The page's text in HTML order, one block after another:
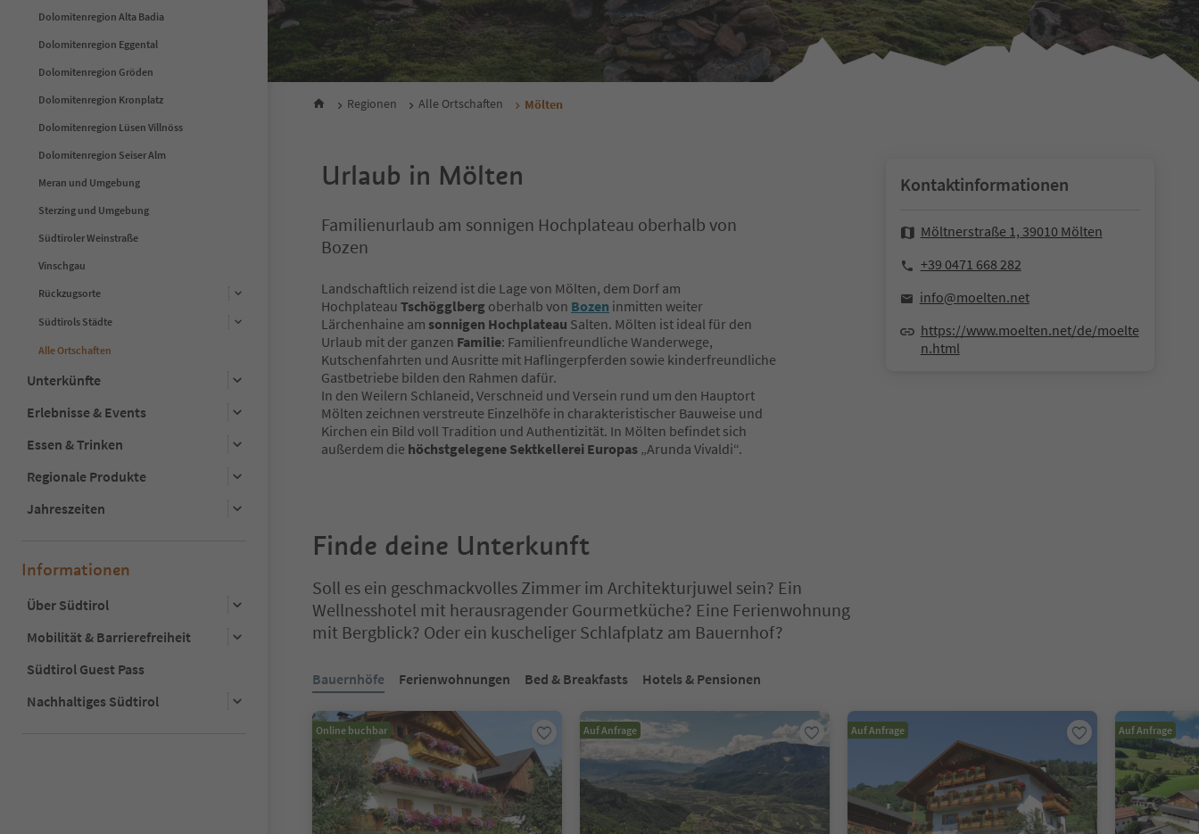
Dolomitenregion Alta Badia
Dolomitenregion Eggental
Dolomitenregion Gröden
Dolomitenregion Kronplatz
Dolomitenregion Lüsen Villnöss
Dolomitenregion Seiser Alm
Meran und Umgebung
Sterzing und Umgebung
Südtiroler Weinstraße
Vinschgau
Rückzugsorte
Südtirols Städte
Alle Ortschaften
Unterkünfte
Erlebnisse & Events
Essen & Trinken
Regionale Produkte
Jahreszeiten
Informationen
Über Südtirol
Mobilität & Barrierefreiheit
Südtirol Guest Pass
Nachhaltiges Südtirol
Regionen Alle Ortschaften Mölten
Urlaub in Mölten
Familienurlaub am sonnigen Hochplateau oberhalb von
Bozen
Landschaftlich reizend ist die Lage von Mölten, dem Dorf am
Hochplateau Tschögglberg oberhalb von Bozen inmitten weiter
Lärchenhaine am sonnigen Hochplateau Salten. Mölten ist ideal für den
Urlaub mit der ganzen Familie: Familienfreundliche Wanderwege,
Kutschenfahrten und Ausritte mit Haflingerpferden sowie kinderfreundliche
Gastbetriebe bilden den Rahmen dafür.
In den Weilern Schlaneid, Verschneid und Versein rund um den Hauptort
Mölten zeichnen verstreute Einzelhöfe in charakteristischer Bauweise und
Kirchen ein Bild voll Tradition und Authentizität. In Mölten befindet sich
außerdem die höchstgelegene Sektkellerei Europas „Arunda Vivaldi“.
Kontaktinformationen
Möltnerstraße 1, 39010 Mölten
+39 0471 668 282
info@moelten.net
https://www.moelten.net/de/moelte
n.html
Finde deine Unterkunft
Soll es ein geschmackvolles Zimmer im Architekturjuwel sein? Ein
Wellnesshotel mit herausragender Gourmetküche? Eine Ferienwohnung
mit Bergblick? Oder ein kuscheliger Schlafplatz am Bauernhof?
Bauernhöfe Ferienwohnungen Bed & Breakfasts Hotels & Pensionen
Online buchbar Auf Anfrage Auf Anfrage Auf Anfrage